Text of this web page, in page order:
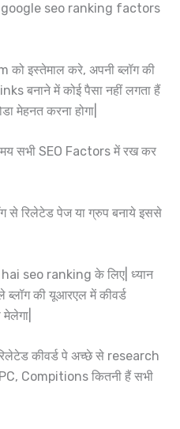
seo ranking factors
इस्तेमाल करे, अपनी ब्लॉग की
बनाने में कोई पैसा नहीं लगता हैं
मेहनत करना होगा|
सभी SEO Factors में रख कर
से रिलेटेड पेज या ग्रुप बनाये इससे
seo ranking के लिए| ध्यान
की यूआरएल में कीवर्ड
कीवर्ड पे अच्छे से research
Compitions कितनी हैं सभी